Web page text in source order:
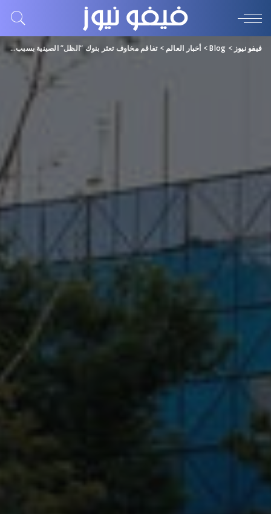
فيفو نيوز >
Blog
> أخبار العالم >تفاقم مخاوف تعثر بنوك “الظل” الصينية بسبب انكشافها على القطاع العقاري المتعثر